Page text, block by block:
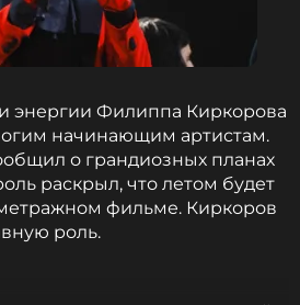
энергии Филиппа Киркорова
начинающим артистам.
о грандиозных планах
раскрыл, что летом будет
фильме. Киркоров
роль.